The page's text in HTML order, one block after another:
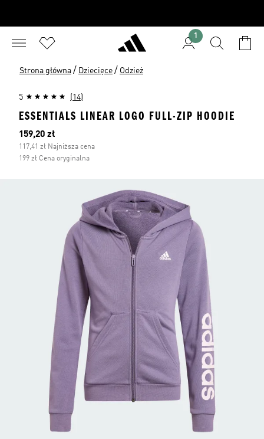
1
Strona główna / Dziecięce / Odzież
5 (14)
ESSENTIALS LINEAR LOGO FULL-ZIP HOODIE
Bieżąca cena
159,20 zł
117,41 zł Najniższa cena
199 zł Cena oryginalna